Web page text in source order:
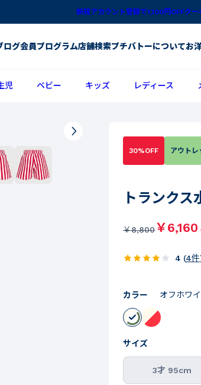
新規アカウント登録で1,100円OFFクー
ログ会員プログラム店舗検索プチバトーについてお
児 ベビー キッズ レディース
30%OFF
アウトレ
トランクス
￥8,800￥6,160
4 (4件
カラー オフホワ
サイズ
3才 95cm